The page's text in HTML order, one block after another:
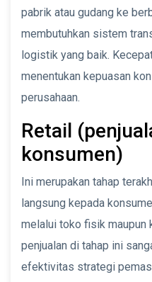
pabrik atau gudang ke
membutuhkan sistem
logistik yang baik.
menentukan kepuasan
perusahaan.
Retail
konsumen)
Ini merupakan tahap
langsung kepada
melalui toko fisik maupun
penjualan di tahap ini
efektivitas strategi